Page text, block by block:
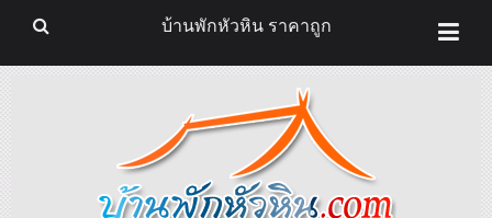
บ้านพักหัวหิน ราคาถูก